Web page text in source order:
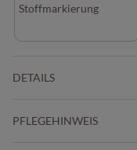
Stoffmarkierung
DETAILS
PFLEGEHINWEIS